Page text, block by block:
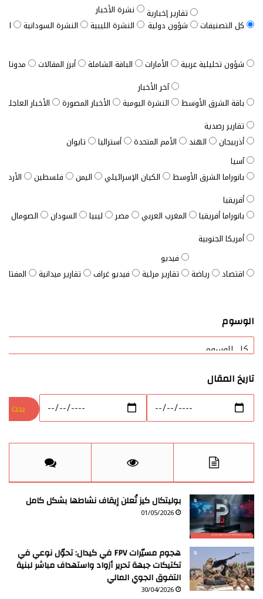
كل التصنيفات
تقارير إخبارية
شؤون دولية
نشرة الأخبار
النشرة الليبية
النشرة السودانية
شؤون تحليلية عربية الأمارات الباقة الشاملة أبرز المقالات مدونات
باقة الشرق الأوسط
آخر الأخبار
النشرة اليومية
الأخبار المصورة
الأخبار العاجلة
تقارير رصدية
أذربيجان
الهند الأمم المتحدة أستراليا
تايوان
آسيا
بانوراما الشرق الأوسط
الكيان الإسرائيلي اليمن فلسطين
الأردن
أفريقيا
بانوراما أفريقيا
المغرب العربي مصر ليبيا السودان الصومال
أمريكا الجنوبية
اقتصاد رياضة
فيديو
تقارير مرئية
فيديو غراف تقارير ميدانية
الوسوم
تاريخ المقال
بوليتكال كيز تُعلن إيقاف نشاطها بشكل كامل
01/05/2026
هجوم مسيّرات FPV في كيدال: تحوّل نوعي في
تكتيكات جبهة تحرير أزواد واستهداف مباشر لبنية
التفوق الجوي المالي
30/04/2026